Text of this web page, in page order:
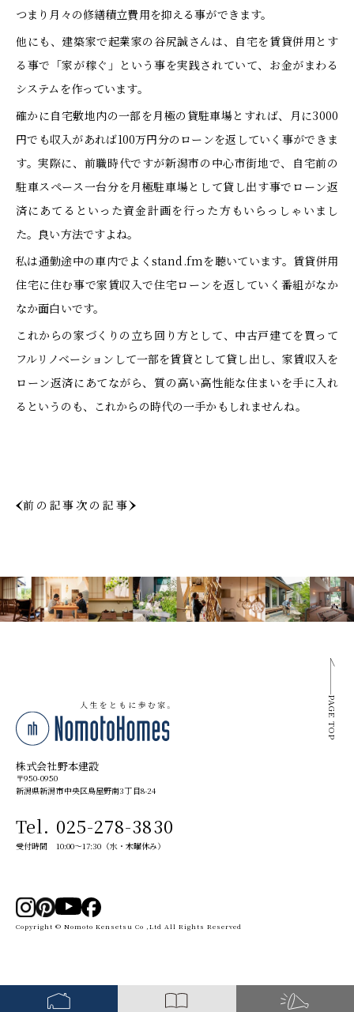
つまり月々の修繕積立費用を抑える事ができます。
他にも、建築家で起業家の谷尻誠さんは、自宅を賃貸併用とす
る事で「家が稼ぐ」という事を実践されていて、お金がまわる
システムを作っています。
確かに自宅敷地内の一部を月極の貸駐車場とすれば、月に3000
円でも収入があれば100万円分のローンを返していく事ができま
す。実際に、前職時代ですが新潟市の中心市街地で、自宅前の
駐車スペース一台分を月極駐車場として貸し出す事でローン返
済にあてるといった資金計画を行った方もいらっしゃいまし
た。良い方法ですよね。
私は通勤途中の車内でよくstand.fmを聴いています。賃貸併用
住宅に住む事で家賃収入で住宅ローンを返していく番組がなか
なか面白いです。
これからの家づくりの立ち回り方として、中古戸建てを買って
フルリノベーションして一部を賃貸として貸し出し、家賃収入を
ローン返済にあてながら、質の高い高性能な住まいを手に入れ
るというのも、これからの時代の一手かもしれませんね。
前の記事次の記事
株式会社野本建設
〒950-0950
新潟県新潟市中央区鳥屋野南3丁目8-24
Tel. 025-278-3830
受付時間 10:00～17:30（水・木曜休み）
Copyright © Nomoto Kensetsu Co ,Ltd All Rights Reserved
PAGE TOP